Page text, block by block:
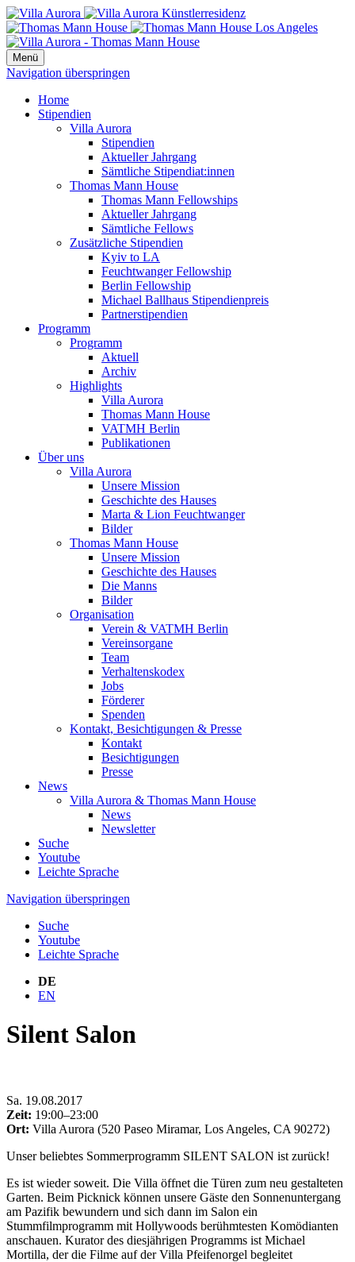
Menü
Navigation überspringen
Home
Stipendien
Villa Aurora
Stipendien
Aktueller Jahrgang
Sämtliche Stipendiat:innen
Thomas Mann House
Thomas Mann Fellowships
Aktueller Jahrgang
Sämtliche Fellows
Zusätzliche Stipendien
Kyiv to LA
Feuchtwanger Fellowship
Berlin Fellowship
Michael Ballhaus Stipendienpreis
Partnerstipendien
Programm
Programm
Aktuell
Archiv
Highlights
Villa Aurora
Thomas Mann House
VATMH Berlin
Publikationen
Über uns
Villa Aurora
Unsere Mission
Geschichte des Hauses
Marta & Lion Feuchtwanger
Bilder
Thomas Mann House
Unsere Mission
Geschichte des Hauses
Die Manns
Bilder
Organisation
Verein & VATMH Berlin
Vereinsorgane
Team
Verhaltenskodex
Jobs
Förderer
Spenden
Kontakt, Besichtigungen & Presse
Kontakt
Besichtigungen
Presse
News
Villa Aurora & Thomas Mann House
News
Newsletter
Suche
Youtube
Leichte Sprache
Navigation überspringen
Suche
Youtube
Leichte Sprache
DE
EN
Silent Salon
Sa. 19.08.2017
Zeit: 19:00–23:00
Ort: Villa Aurora (520 Paseo Miramar, Los Angeles, CA 90272)
Unser beliebtes Sommerprogramm SILENT SALON ist zurück!
Es ist wieder soweit. Die Villa öffnet die Türen zum neu gestalteten
Garten. Beim Picknick können unsere Gäste den Sonnenuntergang
am Pazifik bewundern und sich dann im Salon ein
Stummfilmprogramm mit Hollywoods berühmtesten Komödianten
anschauen. Kurator des diesjährigen Programms ist Michael
Mortilla, der die Filme auf der Villa Pfeifenorgel begleitet